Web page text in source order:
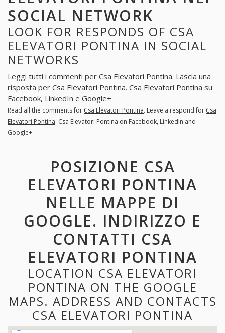
SOCIAL NETWORK
LOOK FOR RESPONDS OF CSA
ELEVATORI PONTINA IN SOCIAL
NETWORKS
Leggi tutti i commenti per Csa Elevatori Pontina. Lascia una
risposta per Csa Elevatori Pontina. Csa Elevatori Pontina su
Facebook, LinkedIn e Google+
Read all the comments for Csa Elevatori Pontina. Leave a respond for Csa
Elevatori Pontina. Csa Elevatori Pontina on Facebook, LinkedIn and
Google+
POSIZIONE CSA
ELEVATORI PONTINA
NELLE MAPPE DI
GOOGLE. INDIRIZZO E
CONTATTI CSA
ELEVATORI PONTINA
LOCATION CSA ELEVATORI
PONTINA ON THE GOOGLE
MAPS. ADDRESS AND CONTACTS
CSA ELEVATORI PONTINA